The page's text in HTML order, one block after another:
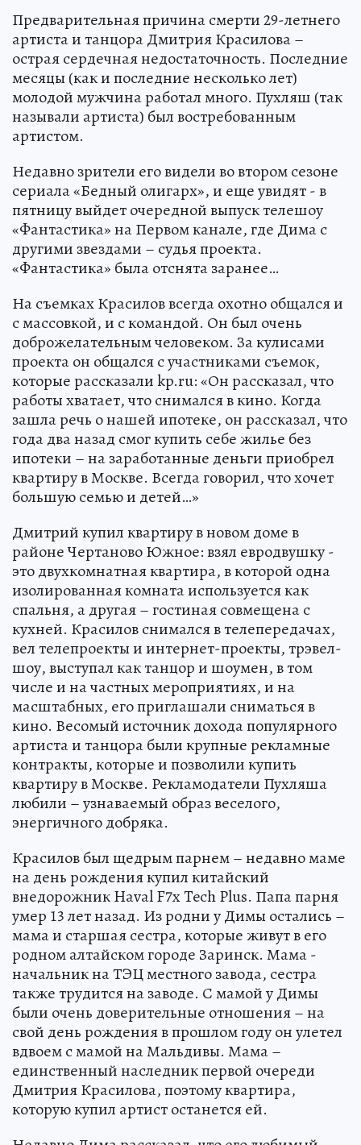
Предварительная причина смерти 29-летнего
артиста и танцора Дмитрия Красилова –
острая сердечная недостаточность. Последние
месяцы (как и последние несколько лет)
молодой мужчина работал много. Пухляш (так
называли артиста) был востребованным
артистом.
Недавно зрители его видели во втором сезоне
сериала «Бедный олигарх», и еще увидят - в
пятницу выйдет очередной выпуск телешоу
«Фантастика» на Первом канале, где Дима с
другими звездами – судья проекта.
«Фантастика» была отснята заранее…
На съемках Красилов всегда охотно общался и
с массовкой, и с командой. Он был очень
доброжелательным человеком. За кулисами
проекта он общался с участниками съемок,
которые рассказали kp.ru: «Он рассказал, что
работы хватает, что снимался в кино. Когда
зашла речь о нашей ипотеке, он рассказал, что
года два назад смог купить себе жилье без
ипотеки – на заработанные деньги приобрел
квартиру в Москве. Всегда говорил, что хочет
большую семью и детей…»
Дмитрий купил квартиру в новом доме в
районе Чертаново Южное: взял евродвушку -
это двухкомнатная квартира, в которой одна
изолированная комната используется как
спальня, а другая – гостиная совмещена с
кухней. Красилов снимался в телепередачах,
вел телепроекты и интернет-проекты, трэвел-
шоу, выступал как танцор и шоумен, в том
числе и на частных мероприятиях, и на
масштабных, его приглашали сниматься в
кино. Весомый источник дохода популярного
артиста и танцора были крупные рекламные
контракты, которые и позволили купить
квартиру в Москве. Рекламодатели Пухляша
любили – узнаваемый образ веселого,
энергичного добряка.
Красилов был щедрым парнем – недавно маме
на день рождения купил китайский
внедорожник Haval F7x Tech Plus. Папа парня
умер 13 лет назад. Из родни у Димы остались –
мама и старшая сестра, которые живут в его
родном алтайском городе Заринск. Мама -
начальник на ТЭЦ местного завода, сестра
также трудится на заводе. С мамой у Димы
были очень доверительные отношения – на
свой день рождения в прошлом году он улетел
вдвоем с мамой на Мальдивы. Мама –
единственный наследник первой очереди
Дмитрия Красилова, поэтому квартира,
которую купил артист останется ей.